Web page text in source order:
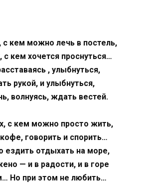
с кем можно лечь в постель,
с кем хочется проснуться…
, улыбнуться,
рукой, и улыбнуться,
волнуясь, ждать вестей.
с кем можно просто жить,
говорить и спорить…
ездить отдыхать на море,
— и в радости, и в горе
Но при этом не любить…